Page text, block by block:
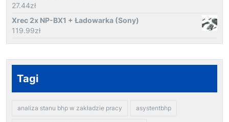
27.44zł
Xrec 2x NP-BX1 + Ładowarka (Sony)
119.99zł
Tagi
analiza stanu bhp w zakładzie pracy asystentbhp